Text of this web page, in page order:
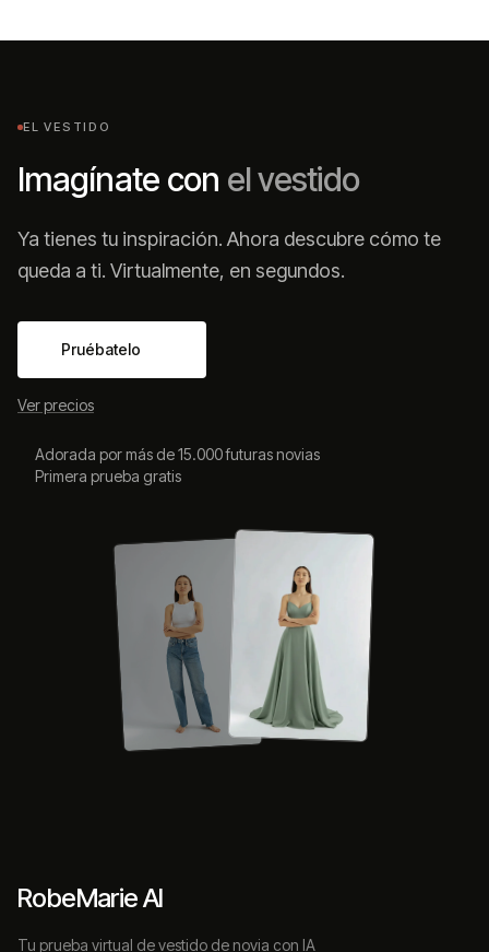
EL VESTIDO
Imagínate con el vestido
Ya tienes tu inspiración. Ahora descubre cómo te
queda a ti. Virtualmente, en segundos.
Pruébatelo
Ver precios
Adorada por más de 15.000 futuras novias
Primera prueba gratis
RobeMarie AI
Tu prueba virtual de vestido de novia con IA